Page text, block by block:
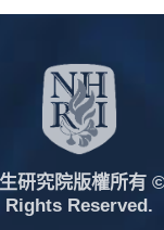
研究院版權所有
Rights Reserved.